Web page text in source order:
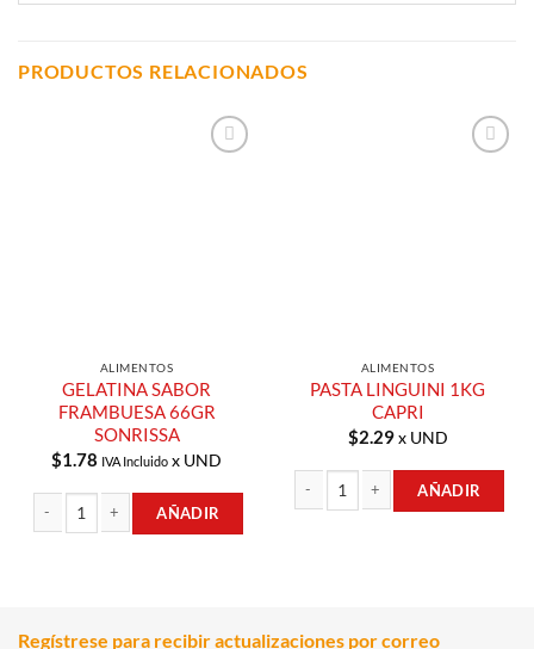
PRODUCTOS RELACIONADOS
ALIMENTOS
GELATINA SABOR
FRAMBUESA 66GR
SONRISSA
$1.78 IVA Incluido x UND
AÑADIR
ALIMENTOS
PASTA LINGUINI 1KG
CAPRI
$2.29x UND
AÑADIR
Regístrese para recibir actualizaciones por correo